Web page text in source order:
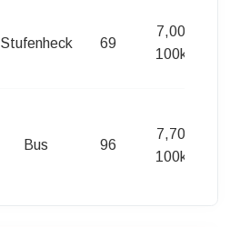
Stufenheck 69
7,00 l /
100km
Bus 96
7,70 l /
100km